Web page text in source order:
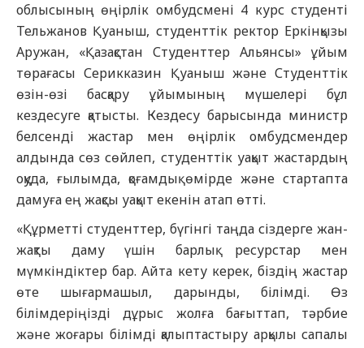
облысының өңірлік омбудсмені 4 курс студенті
Тельжанов Қуаныш, студенттік ректор Еркінқызы
Аружан, «Қазақстан Студенттер Альянсы» ұйым
төрағасы Серикказин Қуаныш және Студенттік
өзін-өзі басқару ұйымының мүшелері бұл
кездесуге қатысты. Кездесу барысында министр
белсенді жастар мен өңірлік омбудсмендер
алдында сөз сөйлеп, студенттік уақыт жастардың
оқуда, ғылымда, қоғамдық өмірде және стартапта
дамуға ең жақсы уақыт екенін атап өтті.
«Құрметті студенттер, бүгінгі таңда сіздерге жан-
жақты даму үшін барлық ресурстар мен
мүмкіндіктер бар. Айта кету керек, біздің жастар
өте шығармашыл, дарынды, білімді. Өз
білімдеріңізді дұрыс жолға бағыттап, тәрбие
және жоғары білімді қалыптастыру арқылы сапалы